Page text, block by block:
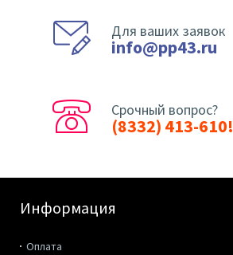
Для ваших заявок
info@pp43.ru
Срочный вопрос?
(8332) 413-610!
Информация
Оплата